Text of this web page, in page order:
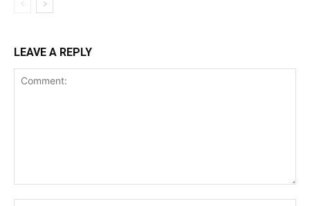
LEAVE A REPLY